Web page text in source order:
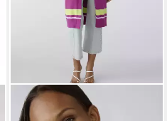
OUI
Wollmantel